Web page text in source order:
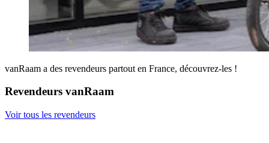
vanRaam a des revendeurs partout en France, découvrez-les !
Revendeurs vanRaam
Voir tous les revendeurs